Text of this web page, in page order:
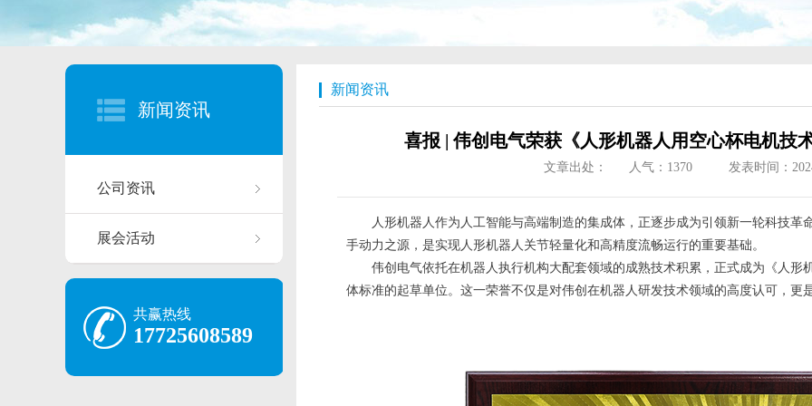
新闻资讯
公司资讯
展会活动
共赢热线
17725608589
新闻资讯
喜报 | 伟创电气荣获《人形机器人用空心杯电机技
文章出处： 人气： 1370 发表时间：
人形机器人作为人工智能与高端制造的集成体，正逐步成为引领新一轮科技
手动力之源，是实现人形机器人关节轻量化和高精度流畅运行的重要基础。
伟创电气依托在机器人执行机构大配套领域的成熟技术积累，正式成为《人形
体标准的起草单位。这一荣誉不仅是对伟创在机器人研发技术领域的高度认可，更